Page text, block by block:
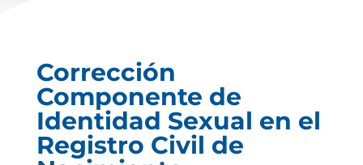
Corrección
Componente de
Identidad Sexual en el
Registro Civil de